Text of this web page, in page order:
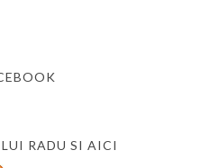
RADU SI AICI